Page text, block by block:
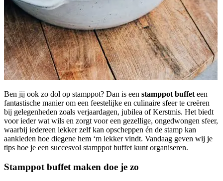
Ben jij ook zo dol op stamppot? Dan is een stamppot buffet een
fantastische manier om een feestelijke en culinaire sfeer te creëren
bij gelegenheden zoals verjaardagen, jubilea of Kerstmis. Het biedt
voor ieder wat wils en zorgt voor een gezellige, ongedwongen sfeer,
waarbij iedereen lekker zelf kan opscheppen én de stamp kan
aankleden hoe diegene hem ‘m lekker vindt. Vandaag geven wij je
tips hoe je een succesvol stamppot buffet kunt organiseren.
Stamppot buffet maken doe je zo